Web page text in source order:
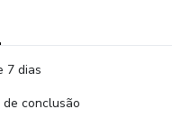
7 dias
conclusão